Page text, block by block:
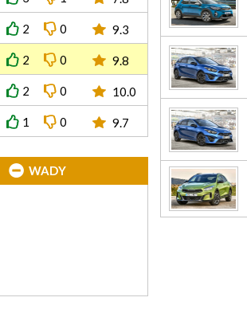
2 0 9.3
2 0 9.8
2 0 10.0
1 0 9.7
WADY